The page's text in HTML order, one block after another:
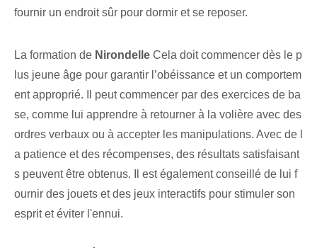
fournir un endroit sûr pour dormir et se reposer.
La formation de Nirondelle Cela doit commencer dès le p
lus jeune âge pour garantir l’obéissance et un comportem
ent approprié. Il peut commencer par des exercices de ba
se, comme lui apprendre à retourner⁢ à la volière avec des
ordres verbaux ou à accepter les manipulations. Avec de l
a patience et des récompenses, des résultats satisfaisant
s peuvent être obtenus. Il est également conseillé de lui f
ournir des jouets et des jeux interactifs pour stimuler son
esprit et éviter l'ennui.